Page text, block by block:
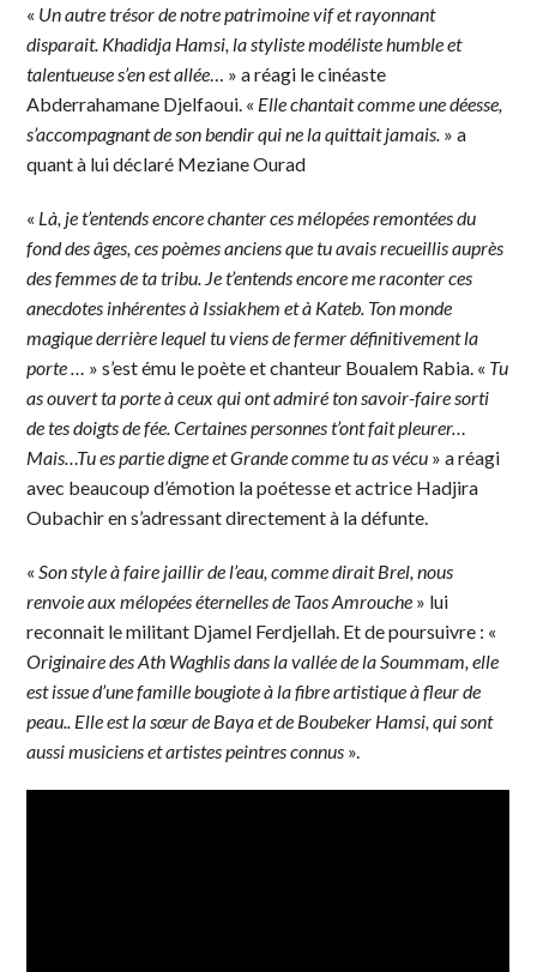
« Un autre trésor de notre patrimoine vif et rayonnant
disparait. Khadidja Hamsi, la styliste modéliste humble et
talentueuse s’en est allée… » a réagi le cinéaste
Abderrahamane Djelfaoui. « Elle chantait comme une déesse,
s’accompagnant de son bendir qui ne la quittait jamais. » a
quant à lui déclaré Meziane Ourad
« Là, je t’entends encore chanter ces mélopées remontées du
fond des âges, ces poèmes anciens que tu avais recueillis auprès
des femmes de ta tribu. Je t’entends encore me raconter ces
anecdotes inhérentes à Issiakhem et à Kateb. Ton monde
magique derrière lequel tu viens de fermer définitivement la
porte … » s’est ému le poète et chanteur Boualem Rabia. « Tu
as ouvert ta porte à ceux qui ont admiré ton savoir-faire sorti
de tes doigts de fée. Certaines personnes t’ont fait pleurer…
Mais…Tu es partie digne et Grande comme tu as vécu » a réagi
avec beaucoup d’émotion la poétesse et actrice Hadjira
Oubachir en s’adressant directement à la défunte.
«Son style à faire jaillir de l’eau, comme dirait Brel, nous
renvoie aux mélopées éternelles de Taos Amrouche » lui
reconnait le militant Djamel Ferdjellah. Et de poursuivre : «
Originaire des Ath Waghlis dans la vallée de la Soummam, elle
est issue d’une famille bougiote à la fibre artistique à fleur de
peau.. Elle est la sœur de Baya et de Boubeker Hamsi, qui sont
aussi musiciens et artistes peintres connus ».